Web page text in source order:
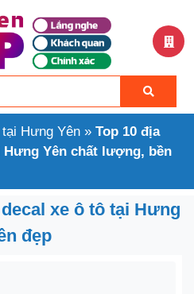
tại Hưng Yên » Top 10 địa
Yên chất lượng, bền
xe ô tô tại Hưng
đẹp